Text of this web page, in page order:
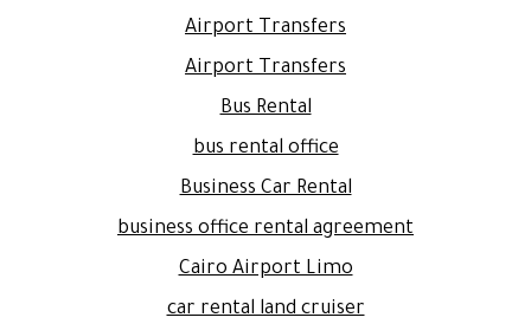
Airport Transfers
Airport Transfers
Bus Rental
bus rental office
Business Car Rental
business office rental agreement
Cairo Airport Limo
car rental land cruiser